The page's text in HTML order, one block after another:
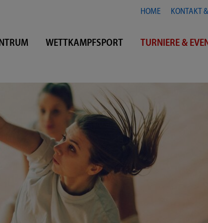
HOME KONTAKT
WETTKAMPFSPORT
ARCHIV
SPITZENSPORT
TURNIERE &
EVENTBERICHTE
MITTTERNACHTSTURNIER
FAHRRAD-AKTIONSTAG
MITTSOMMER-TURNIER